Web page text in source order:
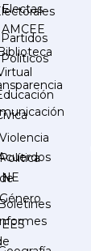
Partidos
Políticos
Electas
AMCEE
Violencia
Política
de
Género